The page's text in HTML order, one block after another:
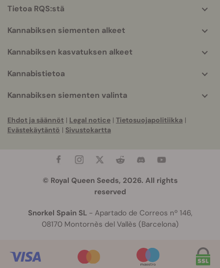
info
Tietoa RQS:stä
Kannabiksen siementen alkeet
Kannabiksen kasvatuksen alkeet
Kannabistietoa
Kannabiksen siementen valinta
Ehdot ja säännöt | Legal notice | Tietosuojapolitiikka |
Evästekäytäntö | Sivustokartta
© Royal Queen Seeds, 2026. All rights
reserved
Snorkel Spain SL- Apartado de Correos nº 146,
08170 Montornès del Vallès (Barcelona)